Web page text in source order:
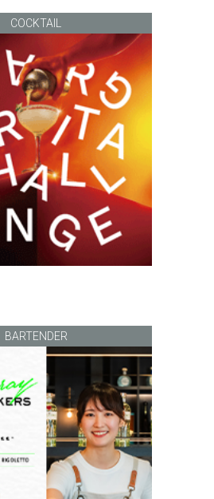
COCKTAIL
BARTENDER